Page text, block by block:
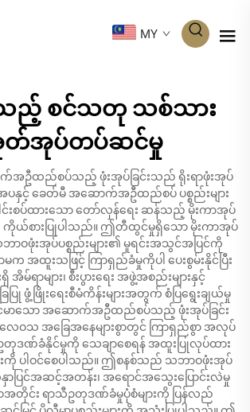
MY
သည့် စင်သတု သစ်သား
အုပ်တပ်ဆင်မှု
က်အဦထည်စပ်သည့် ဖုံးအုပ်ခြင်းသည် ရိုးရာဖုံးအုပ်
င့် ခေတ်မီ အဆောက်အဦထည်စပ် ပစ္စည်းများ
းစပ်ထားသော တော်လှန်ရေး ဆန်သည့် မိုးကာအုပ်
က်ကို ကိုယ်စားပြုပါသည်။ ဤတီထွင်မှုရှိသော မိုးကာအုပ်
ာဝဖုံးအုပ်ပစ္စည်းများ၏ မူရင်းအသွင်အပြင်ကို
က အထူးသဖြင့် ကြာရှည်ခံမှုကိုပါ ပေးစွမ်းနိုင်ပြီး
အိမ်ရာများ၊ စီးပွားရေး အဖွဲ့အစည်းများနှင့်
ြု ဖွံ့ဖြိုးရေးစီမံကိန်းများအတွက် စံပြရွေးချယ်မှု
င်မာသော အဆောက်အဦထည်စပ်သည့် ဖုံးအုပ်ခြင်း
ေဝသ အခြေအနေများစွာတွင် ကြာရှည်စွာ အလုပ်
တုဒဏ်ခံနိုင်မှုကို သေချာစေရန် အထူးပြုလုပ်ထား
းကို ပါဝင်စေပါသည်။ ဤစနစ်သည် သဘာဝဖုံးအုပ်
နှာပြင်အဆင့်အတန်း၊ အရောင်အသွေးပြောင်းလဲမှု
ဝအတိုင်း ရာသီဥတုဒဏ်ခံမှုပုံစံများကို ပြန်လည်